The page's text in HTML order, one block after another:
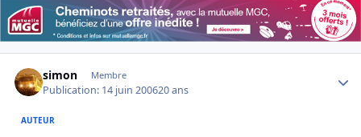
simon Membre
Publication: 14 juin 200620 ans
AUTEUR